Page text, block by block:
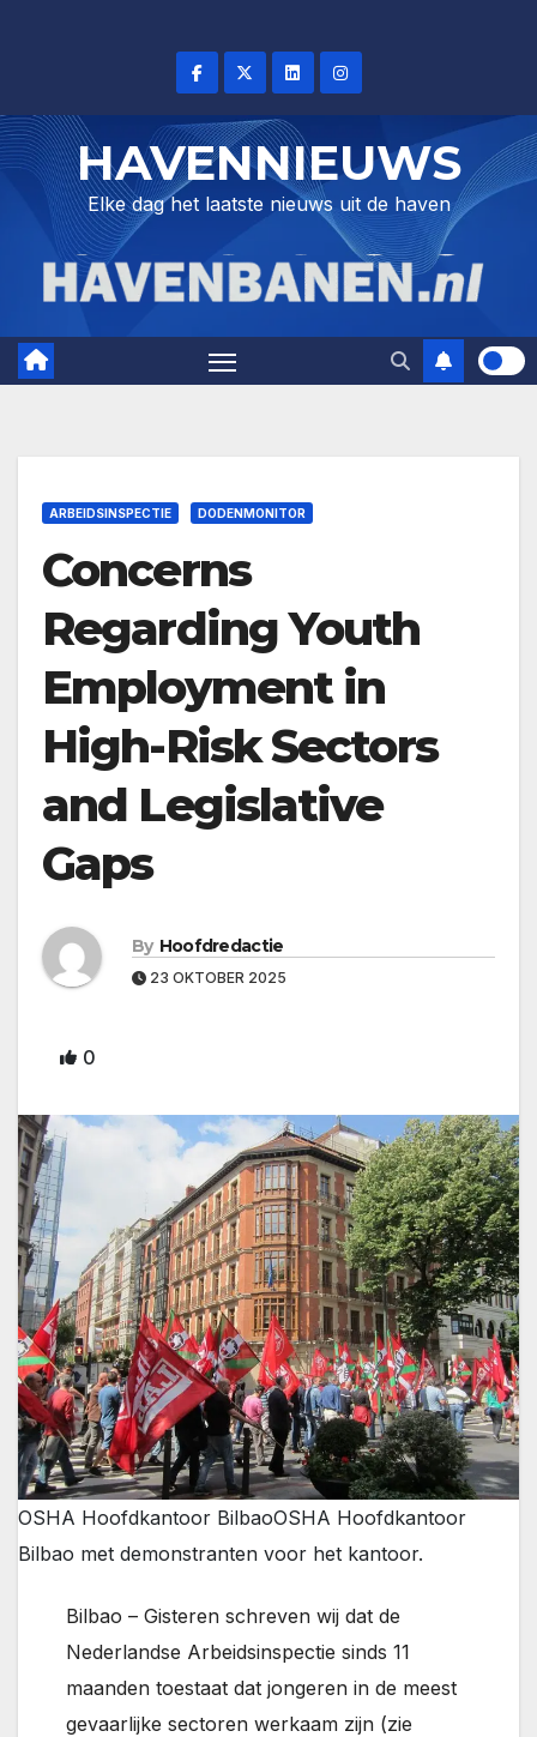
HAVENNIEUWS
Elke dag het laatste nieuws uit de haven
ARBEIDSINSPECTIE DODENMONITOR
Concerns
Regarding Youth
Employment in
High-Risk Sectors
and Legislative
Gaps
By Hoofdredactie
23 OKTOBER 2025
0
OSHA Hoofdkantoor BilbaoOSHA Hoofdkantoor
Bilbao met demonstranten voor het kantoor.
Bilbao – Gisteren schreven wij dat de
Nederlandse Arbeidsinspectie sinds 11
maanden toestaat dat jongeren in de meest
gevaarlijke sectoren werkaam zijn (zie